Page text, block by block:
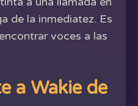
de la inmediatez. Es
voces a las
a Wakie de